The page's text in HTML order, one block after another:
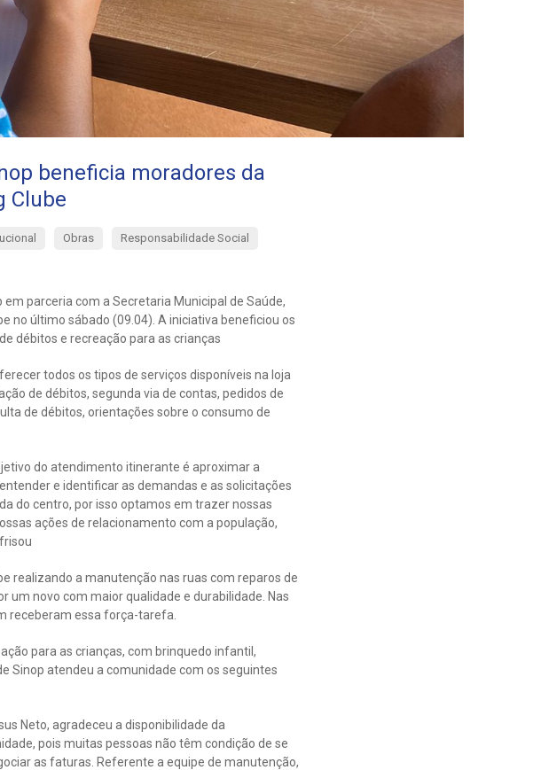
beneficia moradores da
Clube
Obras Responsabilidade Social
parceria com a Secretaria Municipal de Saúde,
no último sábado (09.04). A iniciativa beneficiou os
débitos e recreação para as crianças
todos os tipos de serviços disponíveis na loja
de débitos, segunda via de contas, pedidos de
de débitos, orientações sobre o consumo de
do atendimento itinerante é aproximar a
e identificar as demandas e as solicitações
do centro, por isso optamos em trazer nossas
ações de relacionamento com a população,
realizando a manutenção nas ruas com reparos de
novo com maior qualidade e durabilidade. Nas
receberam essa força-tarefa.
para as crianças, com brinquedo infantil,
Sinop atendeu a comunidade com os seguintes
Neto, agradeceu a disponibilidade da
pois muitas pessoas não têm condição de se
as faturas. Referente a equipe de manutenção,